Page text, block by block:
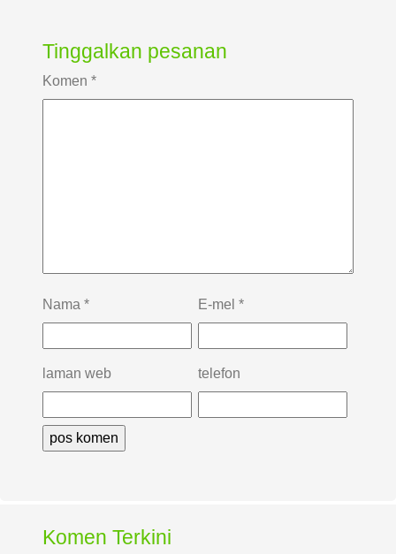
Tinggalkan pesanan
Komen *
Nama * E-mel *
laman web telefon
Komen Terkini